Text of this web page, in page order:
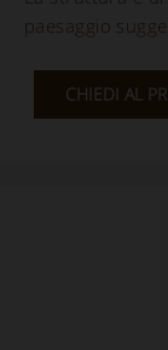
paesaggio
CHIEDI AL